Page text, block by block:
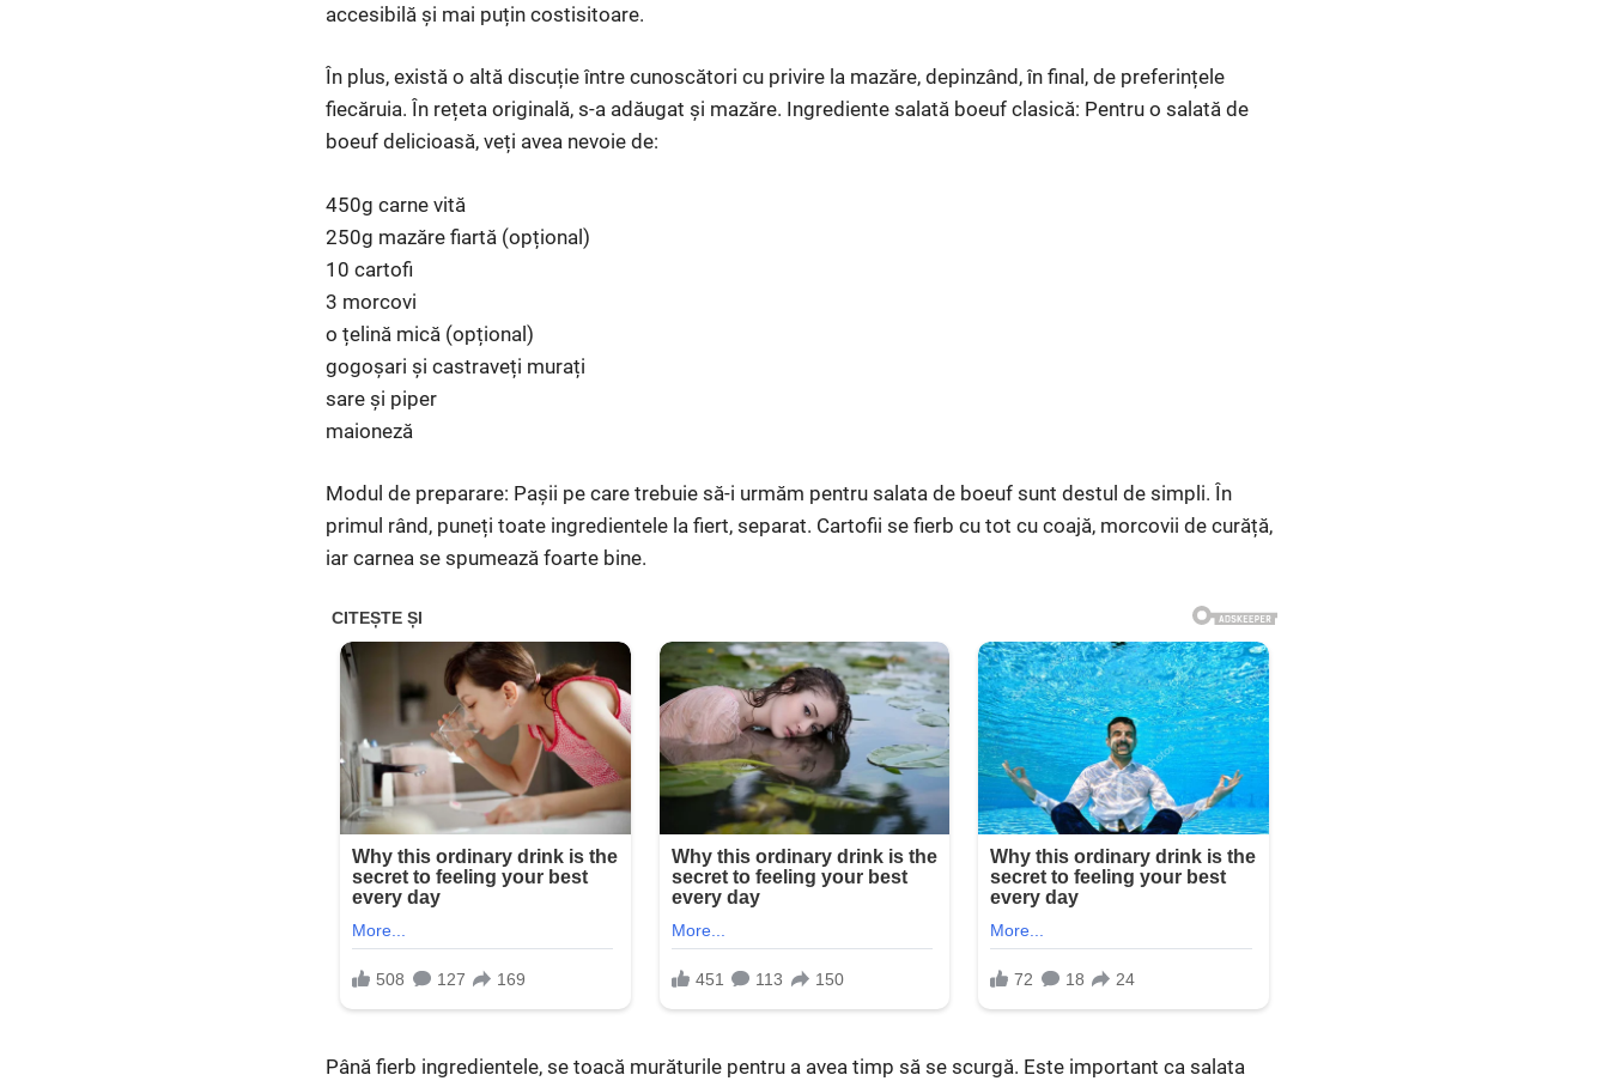
accesibilă și mai puțin costisitoare.
În plus, există o altă discuție între cunoscători cu privire la mazăre, depinzând, în final, de preferințele
fiecăruia. În rețeta originală, s-a adăugat și mazăre. Ingrediente salată boeuf clasică: Pentru o salată de
boeuf delicioasă, veți avea nevoie de:
450g carne vită
250g mazăre fiartă (opțional)
10 cartofi
3 morcovi
o țelină mică (opțional)
gogoșari și castraveți murați
sare și piper
maioneză
Modul de preparare: Pașii pe care trebuie să-i urmăm pentru salata de boeuf sunt destul de simpli. În
primul rând, puneți toate ingredientele la fiert, separat. Cartofii se fierb cu tot cu coajă, morcovii de curăță,
iar carnea se spumează foarte bine.
Până fierb ingredientele, se toacă murăturile pentru a avea timp să se scurgă. Este important ca salata